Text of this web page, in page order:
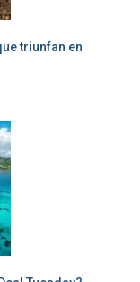
triunfan en